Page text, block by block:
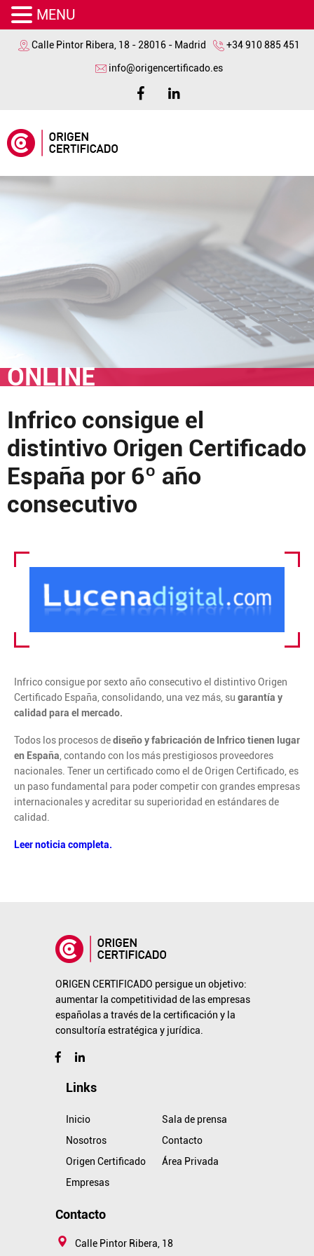
Calle Pintor Ribera, 18 - 28016 - Madrid +34 910 885 451
info@origencertificado.es
ONLINE
Infrico consigue el
distintivo Origen Certificado
España por 6º año
consecutivo
Infrico consigue por sexto año consecutivo el distintivo Origen
Certificado España, consolidando, una vez más, su garantía y
calidad para el mercado.
Todos los procesos dediseño y fabricación de Infrico tienen lugar
en España, contando con los más prestigiosos proveedores
nacionales. Tener un certificado como el de Origen Certificado, es
un paso fundamental para poder competir con grandes empresas
internacionales y acreditar su superioridad en estándares de
calidad.
Leer noticia completa.
ORIGEN CERTIFICADO persigue un objetivo:
aumentar la competitividad de las empresas
españolas a través de la certificación y la
consultoría estratégica y jurídica.
Links
Inicio
Nosotros
Origen Certificado
Empresas
Sala de prensa
Contacto
Área Privada
Contacto
Calle Pintor Ribera, 18
MENU